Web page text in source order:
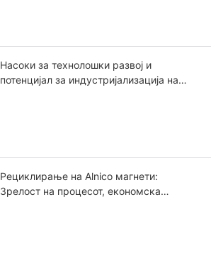
Насоки за технолошки развој и
потенцијал за индустријализација на
Рециклирање на Alnico магнети:
Зрелост на процесот, економска